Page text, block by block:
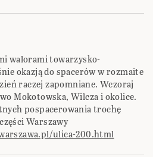
walorami towarzysko-
okazją do spacerów w rozmaite
raczej zapomniane. Wczoraj
Mokotowska, Wilcza i okolice.
pospacerowania trochę
Warszawy
ulica-200.html